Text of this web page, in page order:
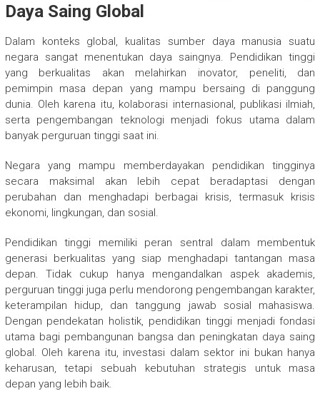
Daya Saing Global
Dalam konteks global, kualitas sumber daya manusia suatu
negara sangat menentukan daya saingnya. Pendidikan tinggi
yang berkualitas akan melahirkan inovator, peneliti, dan
pemimpin masa depan yang mampu bersaing di panggung
dunia. Oleh karena itu, kolaborasi internasional, publikasi ilmiah,
serta pengembangan teknologi menjadi fokus utama dalam
banyak perguruan tinggi saat ini.
Negara yang mampu memberdayakan pendidikan tingginya
secara maksimal akan lebih cepat beradaptasi dengan
perubahan dan menghadapi berbagai krisis, termasuk krisis
ekonomi, lingkungan, dan sosial.
Pendidikan tinggi memiliki peran sentral dalam membentuk
generasi berkualitas yang siap menghadapi tantangan masa
depan. Tidak cukup hanya mengandalkan aspek akademis,
perguruan tinggi juga perlu mendorong pengembangan karakter,
keterampilan hidup, dan tanggung jawab sosial mahasiswa.
Dengan pendekatan holistik, pendidikan tinggi menjadi fondasi
utama bagi pembangunan bangsa dan peningkatan daya saing
global. Oleh karena itu, investasi dalam sektor ini bukan hanya
keharusan, tetapi sebuah kebutuhan strategis untuk masa
depan yang lebih baik.